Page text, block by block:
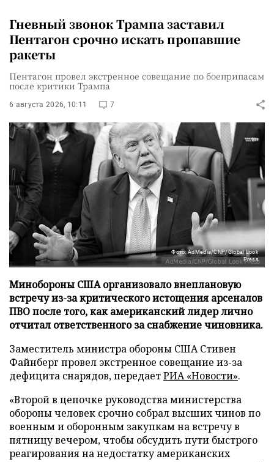
Гневный звонок Трампа заставил
Пентагон срочно искать пропавшие
ракеты
Пентагон провел экстренное совещание по боеприпасам
после критики Трампа
6 августа 2026, 10:11 7
Фото: AdMedia/CNP/Global Look
Press
Минобороны США организовало внеплановую
встречу из-за критического истощения арсеналов
ПВО после того, как американский лидер лично
отчитал ответственного за снабжение чиновника.
Заместитель министра обороны США Стивен
Файнберг провел экстренное совещание из-за
дефицита снарядов, передаетРИА «Новости».
«Второй в цепочке руководства министерства
обороны человек срочно собрал высших чинов по
военным и оборонным закупкам на встречу в
пятницу вечером, чтобы обсудить пути быстрого
реагирования на недостатку американских